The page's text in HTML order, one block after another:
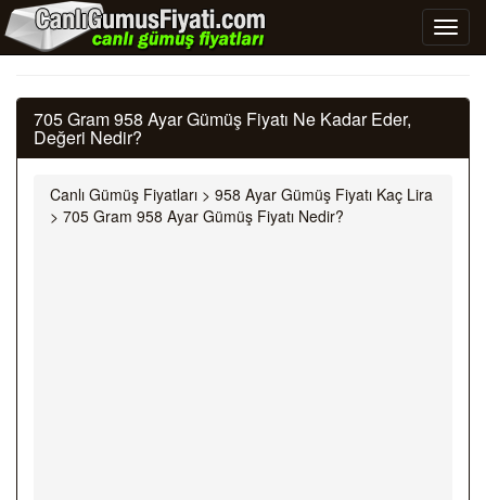
705 Gram 958 Ayar Gümüş Fiyatı Ne Kadar Eder,
Değeri Nedir?
Canlı Gümüş Fiyatları > 958 Ayar Gümüş Fiyatı Kaç Lira
> 705 Gram 958 Ayar Gümüş Fiyatı Nedir?